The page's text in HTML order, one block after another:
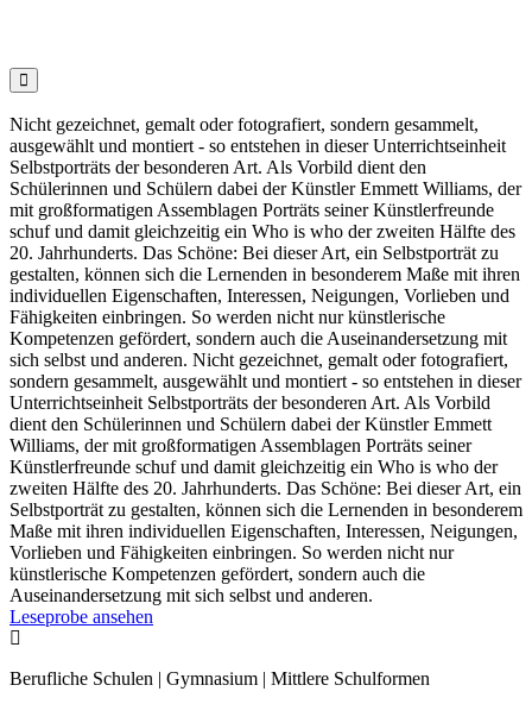

Nicht gezeichnet, gemalt oder fotografiert, sondern gesammelt,
ausgewählt und montiert - so entstehen in dieser Unterrichtseinheit
Selbstporträts der besonderen Art. Als Vorbild dient den
Schülerinnen und Schülern dabei der Künstler Emmett Williams, der
mit großformatigen Assemblagen Porträts seiner Künstlerfreunde
schuf und damit gleichzeitig ein Who is who der zweiten Hälfte des
20. Jahrhunderts. Das Schöne: Bei dieser Art, ein Selbstporträt zu
gestalten, können sich die Lernenden in besonderem Maße mit ihren
individuellen Eigenschaften, Interessen, Neigungen, Vorlieben und
Fähigkeiten einbringen. So werden nicht nur künstlerische
Kompetenzen gefördert, sondern auch die Auseinandersetzung mit
sich selbst und anderen. Nicht gezeichnet, gemalt oder fotografiert,
sondern gesammelt, ausgewählt und montiert - so entstehen in dieser
Unterrichtseinheit Selbstporträts der besonderen Art. Als Vorbild
dient den Schülerinnen und Schülern dabei der Künstler Emmett
Williams, der mit großformatigen Assemblagen Porträts seiner
Künstlerfreunde schuf und damit gleichzeitig ein Who is who der
zweiten Hälfte des 20. Jahrhunderts. Das Schöne: Bei dieser Art, ein
Selbstporträt zu gestalten, können sich die Lernenden in besonderem
Maße mit ihren individuellen Eigenschaften, Interessen, Neigungen,
Vorlieben und Fähigkeiten einbringen. So werden nicht nur
künstlerische Kompetenzen gefördert, sondern auch die
Auseinandersetzung mit sich selbst und anderen.
Leseprobe ansehen

Berufliche Schulen | Gymnasium | Mittlere Schulformen